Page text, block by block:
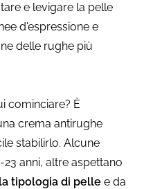
e levigare la pelle
d'espressione e
delle rughe più
cominciare? È
crema antirughe
stabilirlo. Alcune
anni, altre aspettano
tipologia di pelle e da